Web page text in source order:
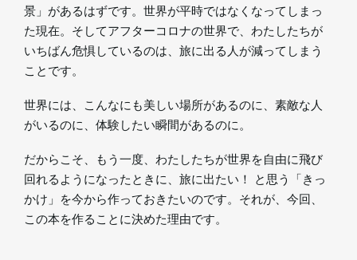
景」があるはずです。世界が平時ではなくなってしまっ
た現在。そしてアフターコロナの世界で、わたしたちが
いちばん危惧しているのは、旅に出る人が減ってしまう
ことです。
世界には、こんなにも美しい場所があるのに、素敵な人
がいるのに、体験したい瞬間があるのに。
だからこそ、もう一度、わたしたちが世界を自由に飛び
回れるようになったときに、旅に出たい！ と思う「きっ
かけ」を今から作っておきたいのです。それが、今回、
この本を作ることに決めた理由です。